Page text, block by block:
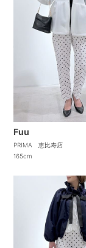
Fuu
PRIMA 恵比寿店
165cm